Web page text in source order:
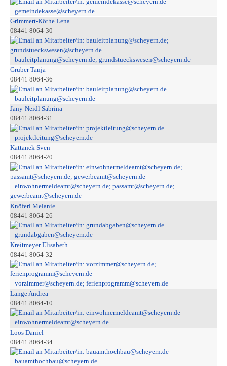
gemeindekasse@scheyern.de
Grimmert-Köthe Lena
08441 8064-30
bauleitplanung@scheyern.de; grundstueckswesen@scheyern.de
Gruber Tanja
08441 8064-36
bauleitplanung@scheyern.de
Jany-Neidl Sabrina
08441 8064-31
projektleitung@scheyern.de
Kattanek Sven
08441 8064-20
einwohnermeldeamt@scheyern.de; passamt@scheyern.de;
gewerbeamt@scheyern.de
Knöferl Melanie
08441 8064-26
grundabgaben@scheyern.de
Kreitmeyer Elisabeth
08441 8064-32
vorzimmer@scheyern.de; ferienprogramm@scheyern.de
Lange Andrea
08441 8064-10
einwohnermeldeamt@scheyern.de
Loos Daniel
08441 8064-34
bauamthochbau@scheyern.de